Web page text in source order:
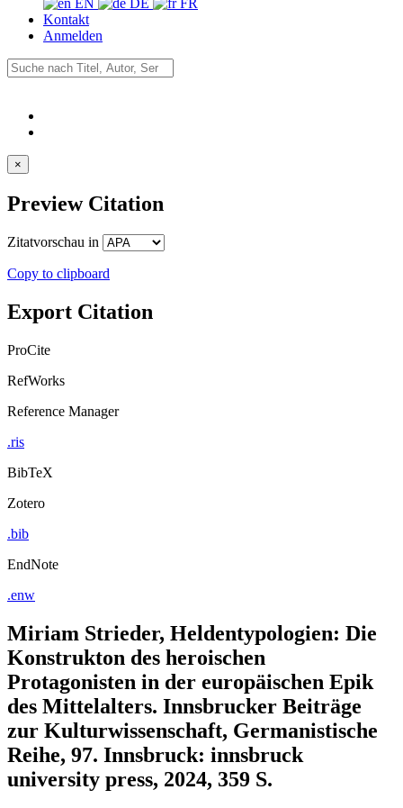
EN
DE
FR
Kontakt
Anmelden
×
Preview Citation
Zitatvorschau in
Copy to clipboard
Export Citation
ProCite
RefWorks
Reference Manager
.ris
BibTeX
Zotero
.bib
EndNote
.enw
Miriam Strieder, Heldentypologien: Die
Konstrukton des heroischen
Protagonisten in der europäischen Epik
des Mittelalters. Innsbrucker Beiträge
zur Kulturwissenschaft, Germanistische
Reihe, 97. Innsbruck: innsbruck
university press, 2024, 359 S.